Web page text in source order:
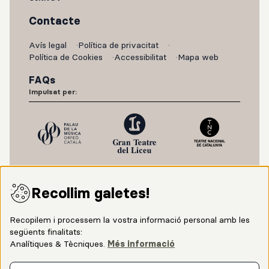
Contacte
Avís legal
Política de privacitat
Política de Cookies
Accessibilitat Mapa web
FAQs
Impulsat per:
Amb el suport de:
Recollim galetes!
Recopilem i processem la vostra informació personal amb les
següents finalitats:
Analítiques & Tècniques. Més informació